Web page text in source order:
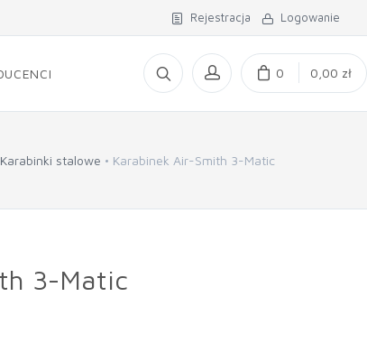
Rejestracja Logowanie
0 0,00 zł
Karabinki stalowe Karabinek Air-Smith 3-Matic
3-Matic